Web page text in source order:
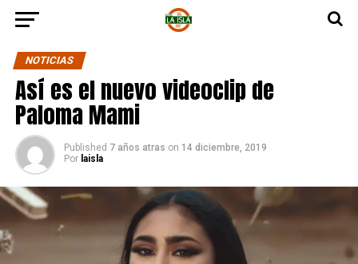
NOTICIAS
Así es el nuevo videoclip de
Paloma Mami
Published 7 años atras on 14 diciembre, 2019
Por laisla